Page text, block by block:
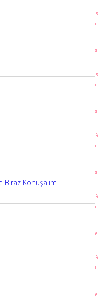
Biraz Konuşalım